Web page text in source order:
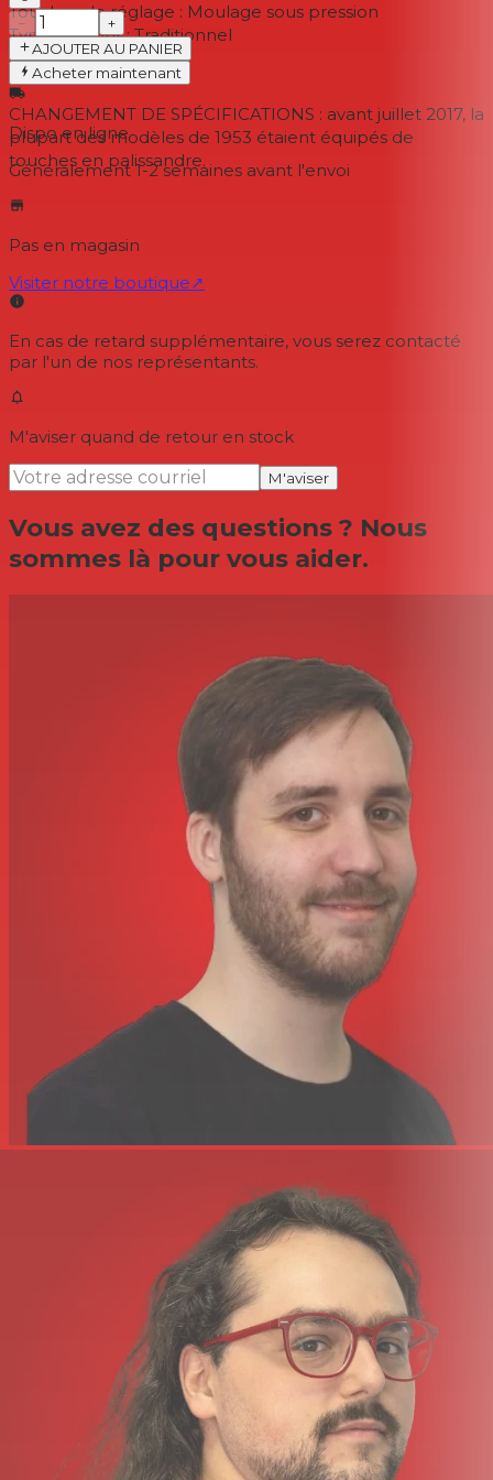
Touches de réglage : Moulage sous pression
Type de pont : Traditionnel
REMARQUES
CHANGEMENT DE SPÉCIFICATIONS : avant juillet 2017, la
plupart des modèles de 1953 étaient équipés de
touches en palissandre.
−
+
AJOUTER AU PANIER
Acheter maintenant
Dispo en ligne
Généralement 1-2 semaines avant l'envoi
Pas en magasin
Visiter notre boutique↗
En cas de retard supplémentaire, vous serez contacté
par l'un de nos représentants.
M'aviser quand de retour en stock
M'aviser
Vous avez des questions ? Nous
sommes là pour vous aider.